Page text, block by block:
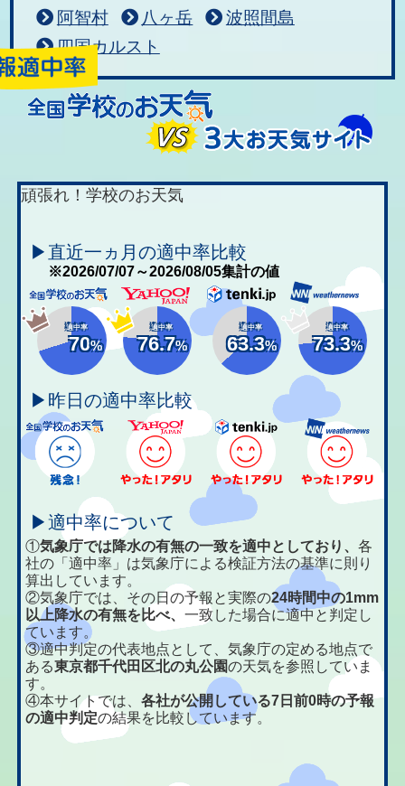
阿智村
八ヶ岳
波照間島
四国カルスト
頑張れ！学校のお天気
▶直近一ヵ月の適中率比較
※2026/07/07～2026/08/05集計の値
適中率
70%
適中率
76.7%
適中率
63.3%
適中率
73.3%
▶昨日の適中率比較
▶適中率について
①気象庁では降水の有無の一致を適中としており、各
社の「適中率」は気象庁による検証方法の基準に則り
算出しています。
②気象庁では、その日の予報と実際の24時間中の1mm
以上降水の有無を比べ、一致した場合に適中と判定し
ています。
③適中判定の代表地点として、気象庁の定める地点で
ある東京都千代田区北の丸公園の天気を参照していま
す。
④本サイトでは、各社が公開している7日前0時の予報
の適中判定の結果を比較しています。